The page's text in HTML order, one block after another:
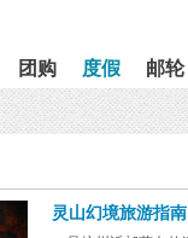
团购 度假 邮轮
灵山幻境旅游指南